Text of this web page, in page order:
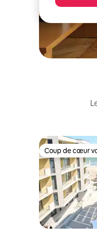
Coup de cœur
Coup de cœur